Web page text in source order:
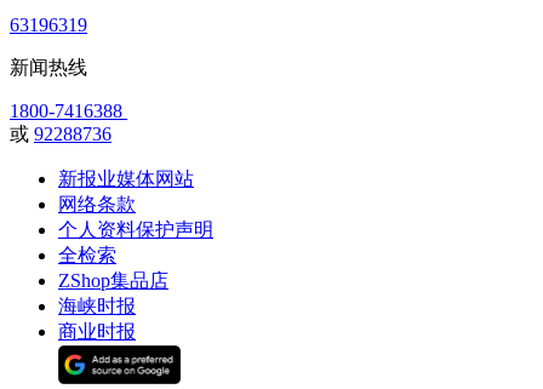
63196319
新闻热线
1800-7416388
或 92288736
新报业媒体网站
网络条款
个人资料保护声明
全检索
ZShop集品店
海峡时报
商业时报